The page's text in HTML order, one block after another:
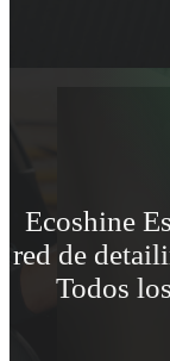
Ecoshine
red de
Todos